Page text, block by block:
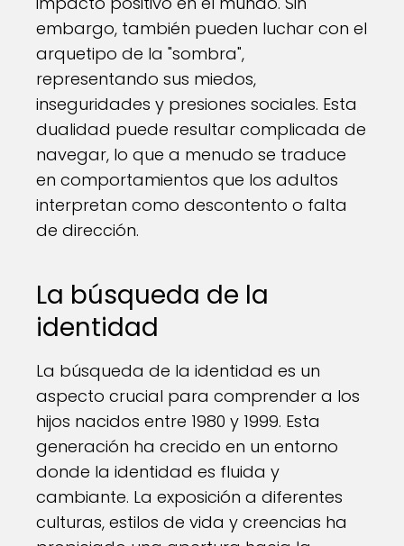
embargo, también pueden luchar con el
arquetipo de la "sombra",
representando sus miedos,
inseguridades y presiones sociales. Esta
dualidad puede resultar complicada de
navegar, lo que a menudo se traduce
en comportamientos que los adultos
interpretan como descontento o falta
de dirección.
La búsqueda de la
identidad
La búsqueda de la identidad es un
aspecto crucial para comprender a los
hijos nacidos entre 1980 y 1999. Esta
generación ha crecido en un entorno
donde la identidad es fluida y
cambiante. La exposición a diferentes
culturas, estilos de vida y creencias ha